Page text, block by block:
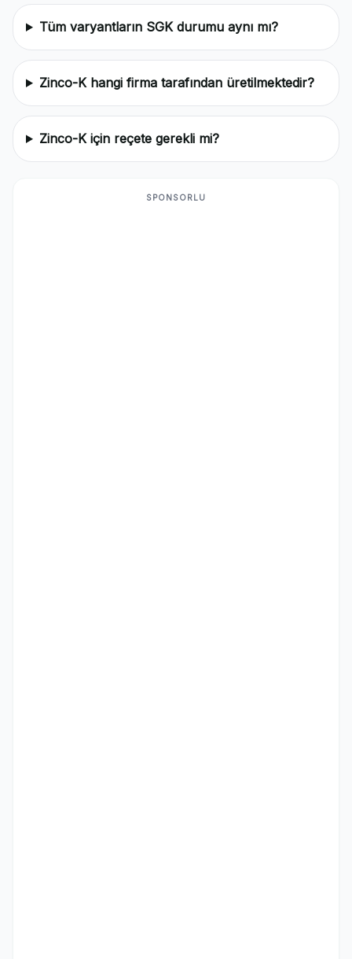
Tüm varyantların SGK durumu aynı mı?
Zinco-K hangi firma tarafından üretilmektedir?
Zinco-K için reçete gerekli mi?
SPONSORLU